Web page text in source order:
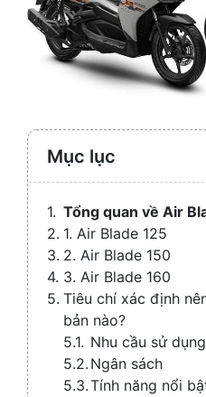
Mục lục
Tổng quan về Air
1. Air Blade 125
2. Air Blade 150
3. Air Blade 160
Tiêu chí xác định
bản nào?
Nhu cầu sử dụng
Ngân sách
Tính năng nổi